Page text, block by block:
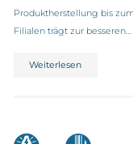
Produktherstellung bis
Filialen trägt zur besseren…
Weiterlesen